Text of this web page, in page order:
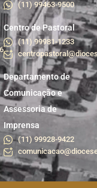
(11) 99463-9500
Centro de Pastoral
(11) 99981-1233
Departamento de
Comunicação e
Assessoria de
Imprensa
(11) 99928-9422